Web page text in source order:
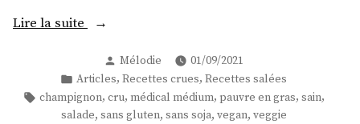
Lire la suite
« Salade
champignons
crus
à
Publié
par
Mélodie
01/09/2021
Publié
dans
Articles, Recettes crues, Recettes salées
Étiquettes :
champignon, cru, médical médium, pauvre en gras, sain,
salade, sans gluten, sans soja, vegan, veggie